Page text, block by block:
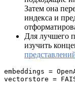
Затем она
индекса и
Для лучшего
изучить
embeddings =
vectorstore =